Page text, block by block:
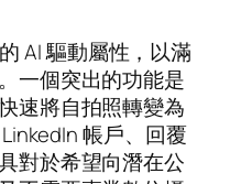
AI 驅動屬性，以滿
一個突出的功能是
速將自拍照轉變為
帳戶、回覆
對於希望向潛在公